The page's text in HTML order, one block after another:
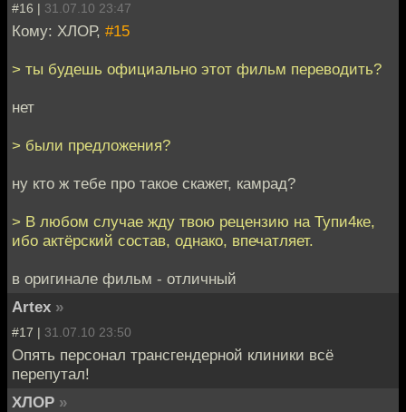
#16 | 31.07.10 23:47
Кому: ХЛОР, #15
> ты будешь официально этот фильм переводить?
нет
> были предложения?
ну кто ж тебе про такое скажет, камрад?
> В любом случае жду твою рецензию на Тупи4ке,
ибо актёрский состав, однако, впечатляет.
в оригинале фильм - отличный
Artex »
#17 | 31.07.10 23:50
Опять персонал трансгендерной клиники всё
перепутал!
ХЛОР »